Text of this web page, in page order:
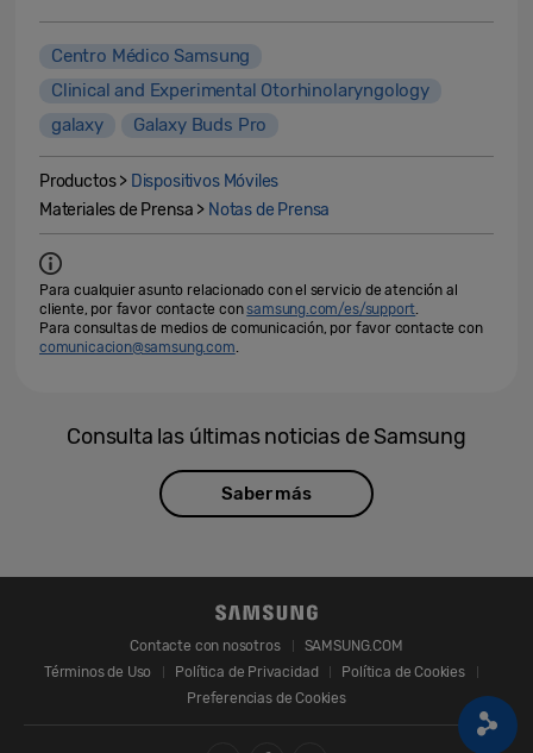
Centro Médico Samsung
Clinical and Experimental Otorhinolaryngology
galaxy
Galaxy Buds Pro
Productos > Dispositivos Móviles
Materiales de Prensa > Notas de Prensa
Para cualquier asunto relacionado con el servicio de atención al
cliente, por favor contacte consamsung.com/es/support.
Para consultas de medios de comunicación, por favor contacte con
comunicacion@samsung.com.
Consulta las últimas noticias de Samsung
Saber más
Contacte con nosotros
SAMSUNG.COM
Términos de Uso
Política de Privacidad
Política de Cookies
Preferencias de Cookies